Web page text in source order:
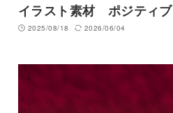
イラスト素材 ポジティブ
2025/08/18 2026/06/04